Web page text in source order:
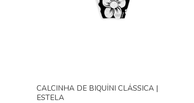
CALCINHA DE BIQUÍNI CLÁSSICA |
ESTELA